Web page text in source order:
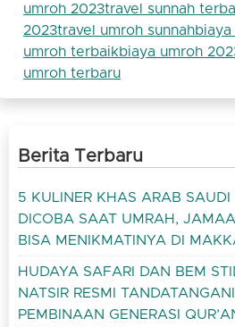
umroh 2023travel sunnah
2023travel umroh sunnah
umroh terbaikbiaya umroh
umroh terbaru
Berita Terbaru
5 KULINER KHAS ARAB
DICOBA SAAT UMRAH,
BISA MENIKMATINYA DI
HUDAYA SAFARI DAN BEM
NATSIR RESMI
PEMBINAAN GENERASI